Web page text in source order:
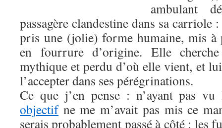
ambulant
passagère clandestine dans sa carriole
pris une (jolie) forme humaine, mis à
en fourrure d’origine. Elle
mythique et perdu d’où elle vient, et
l’accepter dans ses pérégrinations.
Ce que j’en pense : n’ayant pas
objectifne me m’avait pas mis ce
serais probablement passé à côté : les